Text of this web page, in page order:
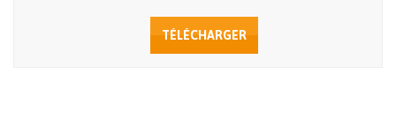
TÉLÉCHARGER